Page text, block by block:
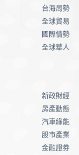
台海局勢
全球貿易
國際情勢
全球華人
新政財經
房產動態
汽車綠能
股市產業
金融證券